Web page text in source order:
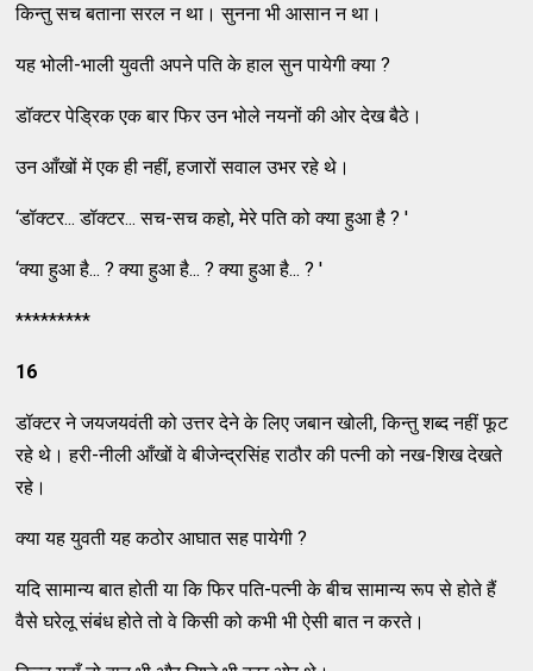
किन्तु सच बताना सरल न था। सुनना भी आसान न था।
यह भोली-भाली युवती अपने पति के हाल सुन पायेगी क्या ?
डॉक्टर पेड्रिक एक बार फिर उन भोले नयनों की ओर देख बैठे।
उन आँखों में एक ही नहीं, हजारों सवाल उभर रहे थे।
‘डॉक्टर... डॉक्टर... सच-सच कहो, मेरे पति को क्या हुआ है ? '
‘क्या हुआ है... ? क्या हुआ है... ? क्या हुआ है... ? '
*********
16
डॉक्टर ने जयजयवंती को उत्तर देने के लिए जबान खोली, किन्तु शब्द नहीं फूट
रहे थे। हरी-नीली आँखों वे बीजेन्द्रसिंह राठौर की पत्नी को नख-शिख देखते
रहे।
क्या यह युवती यह कठोर आघात सह पायेगी ?
यदि सामान्य बात होती या कि फिर पति-पत्नी के बीच सामान्य रूप से होते हैं
वैसे घरेलू संबंध होते तो वे किसी को कभी भी ऐसी बात न करते।